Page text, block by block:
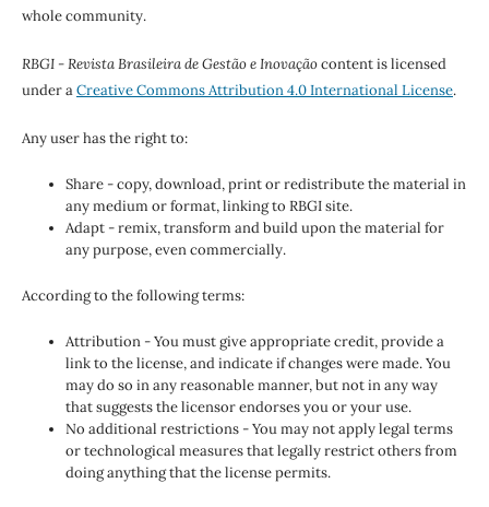
whole community.
RBGI - Revista Brasileira de Gestão e Inovaçãocontent is licensed
under aCreative Commons Attribution 4.0 International License.
Any user has the right to:
Share - copy, download, print or redistribute the material in
any medium or format, linking to RBGI site.
Adapt - remix, transform and build upon the material for
any purpose, even commercially.
According to the following terms:
Attribution - You must give appropriate credit, provide a
link to the license, and indicate if changes were made. You
may do so in any reasonable manner, but not in any way
that suggests the licensor endorses you or your use.
No additional restrictions - You may not apply legal terms
or technological measures that legally restrict others from
doing anything that the license permits.